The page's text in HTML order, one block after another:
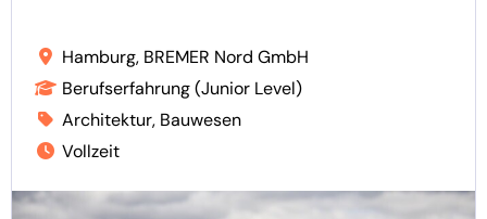
Hamburg, BREMER Nord GmbH
Berufserfahrung (Junior Level)
Architektur, Bauwesen
Vollzeit